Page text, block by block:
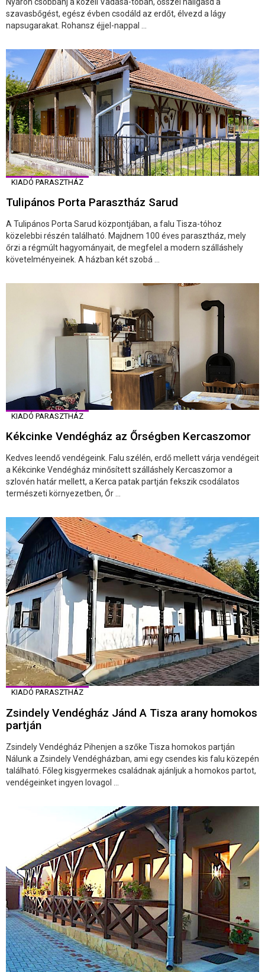
szavasbőgést, egész évben csodáld az erdőt, élvezd a lágy
napsugarakat. Rohansz éjjel-nappal ...
KIADÓ PARASZTHÁZ
Tulipános Porta Parasztház Sarud
A Tulipános Porta Sarud központjában, a falu Tisza-tóhoz
közelebbi részén található. Majdnem 100 éves parasztház, mely
őrzi a régmúlt hagyományait, de megfelel a modern szálláshely
követelményeinek. A házban két szobá ...
KIADÓ PARASZTHÁZ
Kékcinke Vendégház az Őrségben Kercaszomor
Kedves leendő vendégeink. Falu szélén, erdő mellett várja vendégeit
a Kékcinke Vendégház minősített szálláshely Kercaszomor a
szlovén határ mellett, a Kerca patak partján fekszik csodálatos
természeti környezetben, Őr ...
KIADÓ PARASZTHÁZ
Zsindely Vendégház Jánd A Tisza arany homokos
partján
Zsindely Vendégház Pihenjen a szőke Tisza homokos partján
Nálunk a Zsindely Vendégházban, ami egy csendes kis falu közepén
található. Főleg kisgyermekes családnak ajánljuk a homokos partot,
vendégeinket ingyen lovagol ...